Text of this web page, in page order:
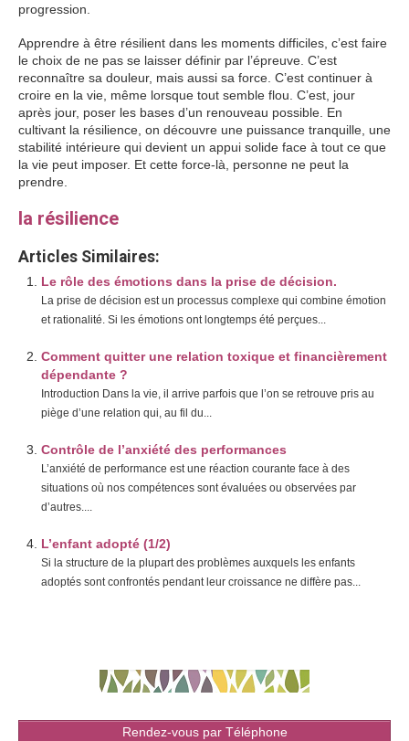
progression.
Apprendre à être résilient dans les moments difficiles, c’est faire
le choix de ne pas se laisser définir par l’épreuve. C’est
reconnaître sa douleur, mais aussi sa force. C’est continuer à
croire en la vie, même lorsque tout semble flou. C’est, jour
après jour, poser les bases d’un renouveau possible. En
cultivant la résilience, on découvre une puissance tranquille, une
stabilité intérieure qui devient un appui solide face à tout ce que
la vie peut imposer. Et cette force-là, personne ne peut la
prendre.
la résilience
Articles Similaires:
Le rôle des émotions dans la prise de décision.
La prise de décision est un processus complexe qui combine émotion
et rationalité. Si les émotions ont longtemps été perçues...
Comment quitter une relation toxique et financièrement
dépendante ?
Introduction Dans la vie, il arrive parfois que l’on se retrouve pris au
piège d’une relation qui, au fil du...
Contrôle de l’anxiété des performances
L’anxiété de performance est une réaction courante face à des
situations où nos compétences sont évaluées ou observées par
d’autres....
L’enfant adopté (1/2)
Si la structure de la plupart des problèmes auxquels les enfants
adoptés sont confrontés pendant leur croissance ne diffère pas...
Rendez-vous par Téléphone